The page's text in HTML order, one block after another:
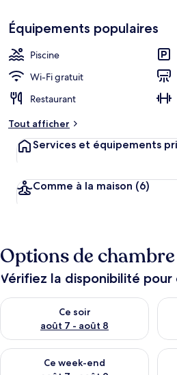
Équipements populaires
Piscine
Wi-Fi gratuit
Restaurant
Tout afficher
Services et équipements
Comme à la maison (6)
Options de chambre
Vérifiez la disponibilité pour
Ce soir
août 7 - août 8
Vérifier la disponibilité pour ce soir
Ce week-end
Vérifier la disponibilité pour ce